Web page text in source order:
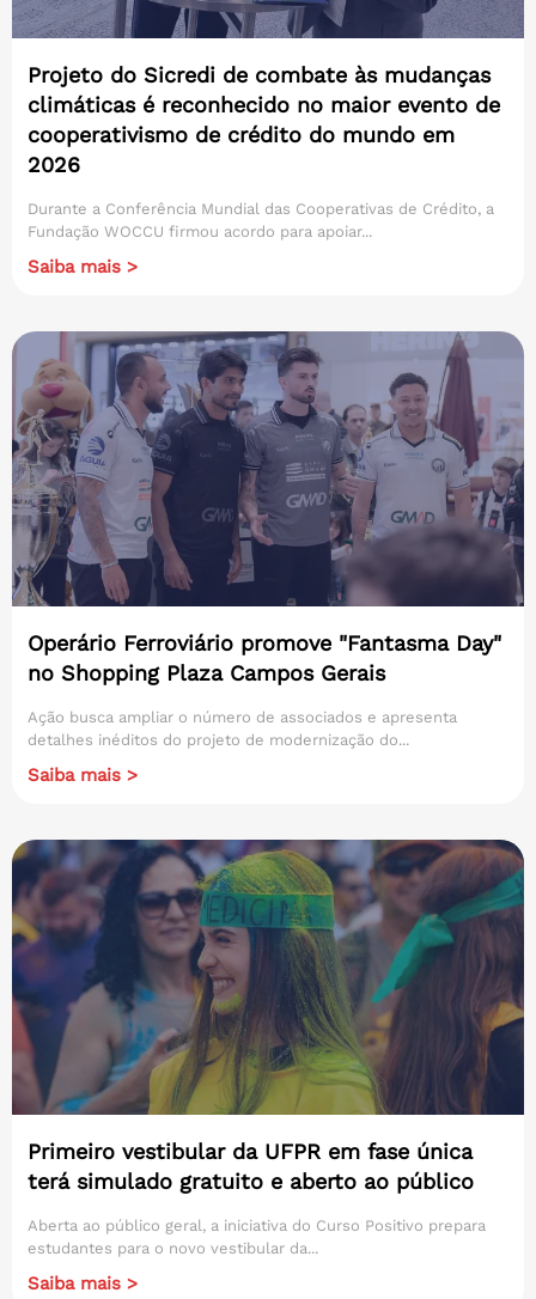
Projeto do Sicredi de combate às mudanças
climáticas é reconhecido no maior evento de
cooperativismo de crédito do mundo em
2026
Durante a Conferência Mundial das Cooperativas de Crédito, a
Fundação WOCCU firmou acordo para apoiar...
Saiba mais >
Operário Ferroviário promove "Fantasma Day"
no Shopping Plaza Campos Gerais
Ação busca ampliar o número de associados e apresenta
detalhes inéditos do projeto de modernização do...
Saiba mais >
Primeiro vestibular da UFPR em fase única
terá simulado gratuito e aberto ao público
Aberta ao público geral, a iniciativa do Curso Positivo prepara
estudantes para o novo vestibular da...
Saiba mais >